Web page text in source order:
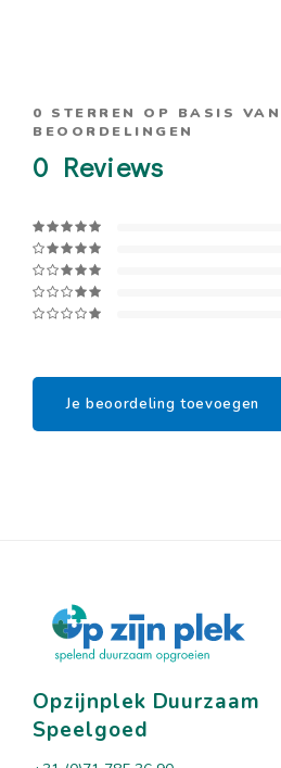
0 STERREN OP BASIS VAN
BEOORDELINGEN
0 Reviews
Je beoordeling toevoegen
Opzijnplek Duurzaam
Speelgoed